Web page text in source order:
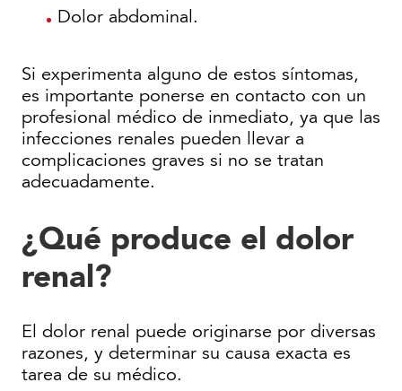
Dolor abdominal.
Si experimenta alguno de estos síntomas,
es importante ponerse en contacto con un
profesional médico de inmediato, ya que las
infecciones renales pueden llevar a
complicaciones graves si no se tratan
adecuadamente.
¿Qué produce el dolor
renal?
El dolor renal puede originarse por diversas
razones, y determinar su causa exacta es
tarea de su médico.